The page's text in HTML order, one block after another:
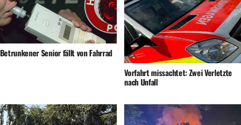
Betrunkener Senior fällt von Fahrrad
Vorfahrt missachtet: Zwei Verletzte
nach Unfall